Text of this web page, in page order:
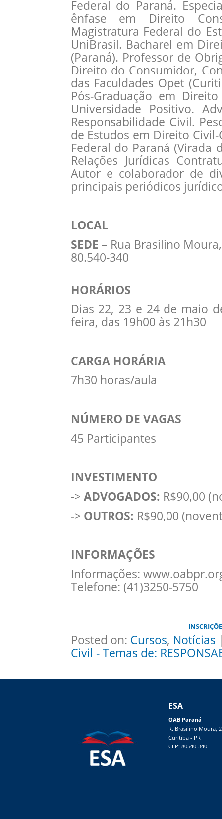
Federal do Paraná.
ênfase em Direito
Magistratura Federal do
UniBrasil. Bacharel em
(Paraná). Professor de
Direito do Consumidor,
das Faculdades Opet
Pós-Graduação em
Universidade Positivo.
Responsabilidade Civil.
de Estudos em Direito
Federal do Paraná (Virada
Relações Jurídicas
Autor e colaborador de
principais periódicos
LOCAL
SEDE – Rua Brasilino
80.540-340
HORÁRIOS
Dias 22, 23 e 24 de maio
feira, das 19h00 às 21h30
CARGA HORÁRIA
7h30 horas/aula
NÚMERO DE VAGAS
45 Participantes
INVESTIMENTO
-> ADVOGADOS: R$90,00
-> OUTROS: R$90,00
INFORMAÇÕES
Informações:
Telefone: (41)3250-5750
Posted on: Cursos, Notícias
Civil - Temas de:
ESA
OAB Paraná
R. Brasilino Moura,
Curitiba - PR
CEP: 80540-340